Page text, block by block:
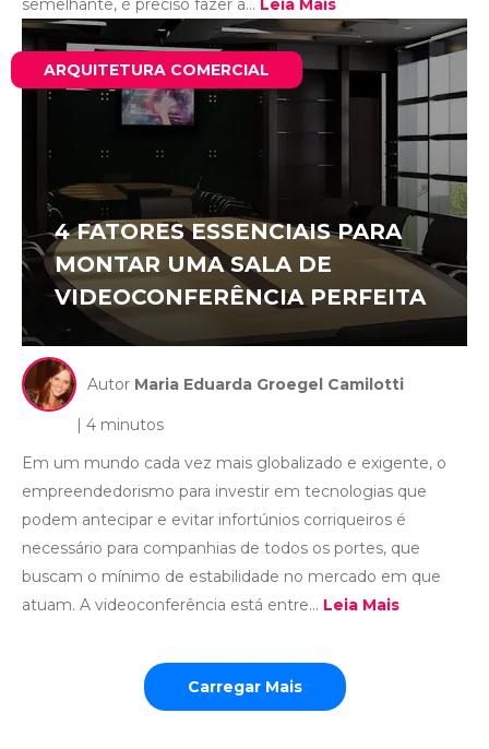
semelhante, é preciso fazer a... Leia Mais
ARQUITETURA COMERCIAL
4 FATORES ESSENCIAIS PARA
MONTAR UMA SALA DE
VIDEOCONFERÊNCIA PERFEITA
Autor Maria Eduarda Groegel Camilotti
| 4 minutos
Em um mundo cada vez mais globalizado e exigente, o
empreendedorismo para investir em tecnologias que
podem antecipar e evitar infortúnios corriqueiros é
necessário para companhias de todos os portes, que
buscam o mínimo de estabilidade no mercado em que
atuam. A videoconferência está entre... Leia Mais
Carregar Mais